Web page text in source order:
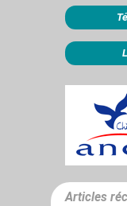
Articles